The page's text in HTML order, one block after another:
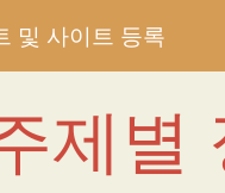
및 사이트 등록
제별